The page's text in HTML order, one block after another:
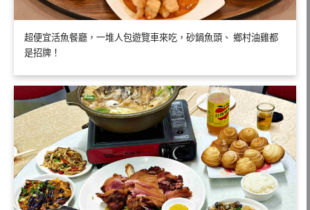
超便宜活魚餐廳，一堆人包遊覽車來吃，砂鍋魚頭、 鄉村油雞都
是招牌！